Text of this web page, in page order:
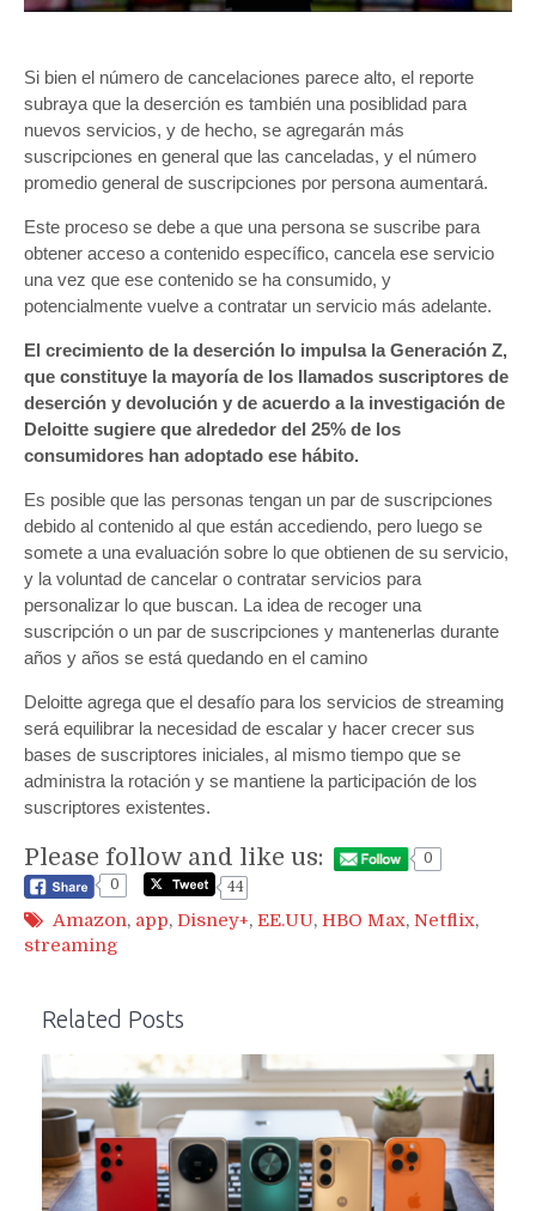
Si bien el número de cancelaciones parece alto, el reporte
subraya que la deserción es también una posiblidad para
nuevos servicios, y de hecho, se agregarán más
suscripciones en general que las canceladas, y el número
promedio general de suscripciones por persona aumentará.
Este proceso se debe a que una persona se suscribe para
obtener acceso a contenido específico, cancela ese servicio
una vez que ese contenido se ha consumido, y
potencialmente vuelve a contratar un servicio más adelante.
El crecimiento de la deserción lo impulsa la Generación Z,
que constituye la mayoría de los llamados suscriptores de
deserción y devolución y de acuerdo a la investigación de
Deloitte sugiere que alrededor del 25% de los
consumidores han adoptado ese hábito.
Es posible que las personas tengan un par de suscripciones
debido al contenido al que están accediendo, pero luego se
somete a una evaluación sobre lo que obtienen de su servicio,
y la voluntad de cancelar o contratar servicios para
personalizar lo que buscan. La idea de recoger una
suscripción o un par de suscripciones y mantenerlas durante
años y años se está quedando en el camino
Deloitte agrega que el desafío para los servicios de streaming
será equilibrar la necesidad de escalar y hacer crecer sus
bases de suscriptores iniciales, al mismo tiempo que se
administra la rotación y se mantiene la participación de los
suscriptores existentes.
Please follow and like us:
0
0
44
Amazon, app, Disney+, EE.UU, HBO Max, Netflix,
streaming
Related Posts